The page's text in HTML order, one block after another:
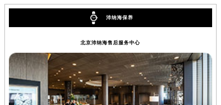
沛纳海保养
北京沛纳海售后服务中心